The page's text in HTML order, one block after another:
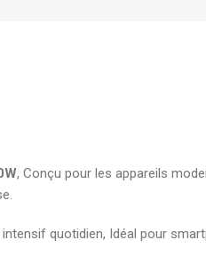
Boite d'archive plastique
robuste pour archivage sécurisé
, Conçu pour les appareils
quotidien, Idéal pour